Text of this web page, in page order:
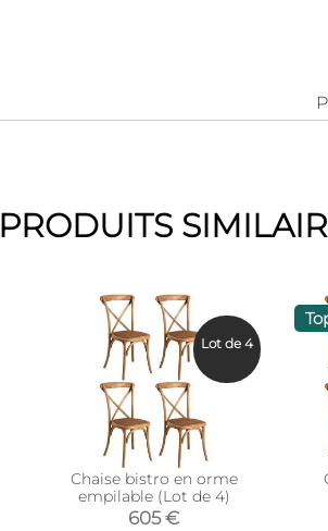
PRODUITS
Chaise bistro en orme
empilable (Lot de 4)
605 €
Lot de 4